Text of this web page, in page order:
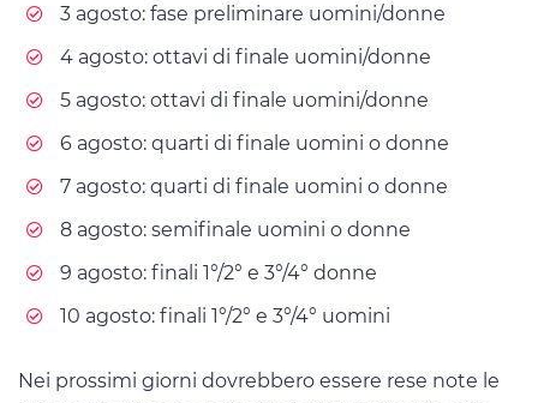
3 agosto: fase preliminare uomini/donne
4 agosto: ottavi di finale uomini/donne
5 agosto: ottavi di finale uomini/donne
6 agosto: quarti di finale uomini o donne
7 agosto: quarti di finale uomini o donne
8 agosto: semifinale uomini o donne
9 agosto: finali 1°/2° e 3°/4° donne
10 agosto: finali 1°/2° e 3°/4° uomini
Nei prossimi giorni dovrebbero essere rese note le